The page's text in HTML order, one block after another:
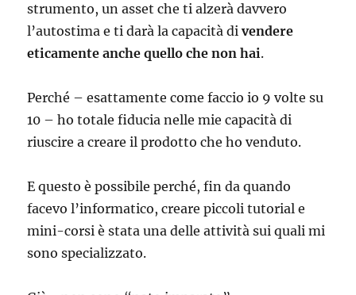
strumento, un asset che ti alzerà davvero
l’autostima e ti darà la capacità divendere
eticamente anche quello che non hai.
Perché – esattamente come faccio io 9 volte su
10 – ho totale fiducia nelle mie capacità di
riuscire a creare il prodotto che ho venduto.
E questo è possibile perché, fin da quando
facevo l’informatico, creare piccoli tutorial e
mini-corsi è stata una delle attività sui quali mi
sono specializzato.